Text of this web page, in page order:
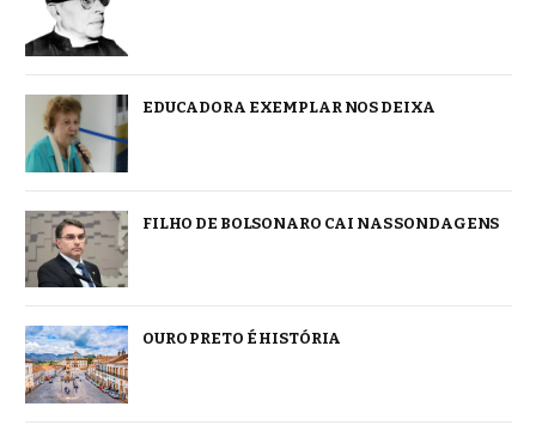
EDUCADORA EXEMPLAR NOS DEIXA
FILHO DE BOLSONARO CAI NAS SONDAGENS
OURO PRETO É HISTÓRIA